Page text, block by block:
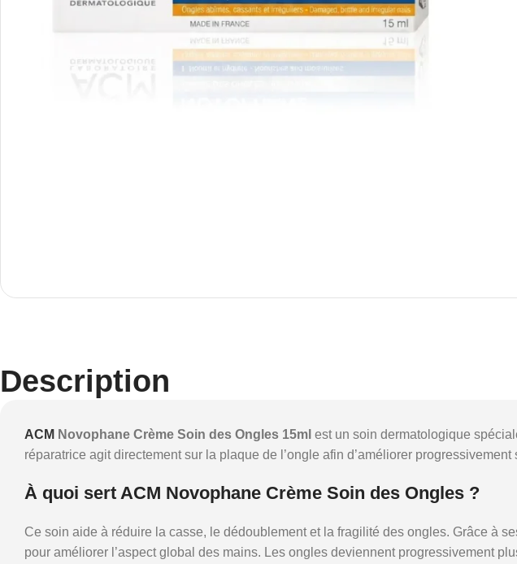
Description
ACM Novophane Crème Soin des Ongles 15ml est un soin dermatologique
réparatrice agit directement sur la plaque de l’ongle afin d’améliorer
À quoi sert ACM Novophane Crème Soin des Ongles ?
Ce soin aide à réduire la casse, le dédoublement et la fragilité des ongles. Grâce à
pour améliorer l’aspect global des mains. Les ongles deviennent progressivement